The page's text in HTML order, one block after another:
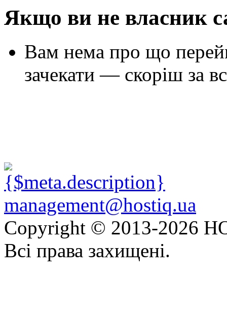
Якщо ви не власник
Вам нема про що
зачекати — скоріш за
management@hostiq.ua
Copyright © 2013-2026
Всі права захищені.